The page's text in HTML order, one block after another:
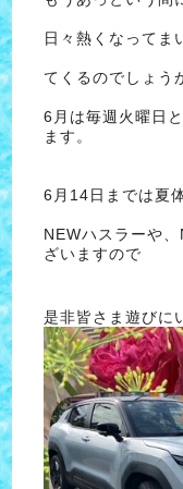
日々熱くなってま
てくるのでしょう
6月は毎週火曜日
ます。
6月14日までは夏
NEWハスラーや
ざいますので
是非皆さま遊びに